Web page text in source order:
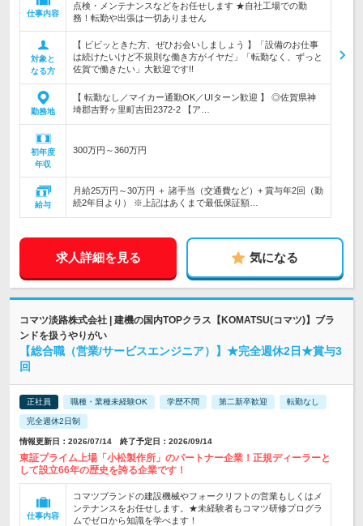
仕事内容
点検・メンテナンスなどをお任せします ★自社工場での勤
務！転勤や出張は一切ありません
対象と
なる方
【 ビビッときた方、ぜひお会いしましょう 】「設備のお仕事
は続けたいけど不規則な働き方がイヤだ」「転勤なく、ずっと
佐賀で働きたい」大歓迎です!!
勤務地
【 転勤なし／マイカー通勤OK／UIターン歓迎 】 ◎佐賀県神
埼郡吉野ヶ里町吉田2372-2 【ア…
初年度
年収
300万円～360万円
給与
月給25万円～30万円 ＋ 諸手当（交通費など）+ 賞与年2回（勤
続2年目より） ※上記はあくまで最低保証額…
求人詳細を見る 気になる
コマツ淡路株式会社 | 建機の国内TOPクラス【KOMATSU(コマツ)】ブラ
ンドを扱うやりがい
【総合職（営業/サービスエンジニア）】★完全週休2日★賞与3
回
正社員 職種・業種未経験OK 学歴不問 第二新卒歓迎 転勤なし
完全週休2日制
情報更新日：2026/07/14 終了予定日：2026/09/14
東証プライム上場「小松製作所」のパートナー企業！正規ディーラーと
して設立66年の歴史を誇る企業です！
仕事内容
コマツブランドの建設機械やフォークリフトの営業もしくはメ
ンテナンスをお任せします。★未経験者もコマツ研修プログラ
ムでゼロから知識を学べます！